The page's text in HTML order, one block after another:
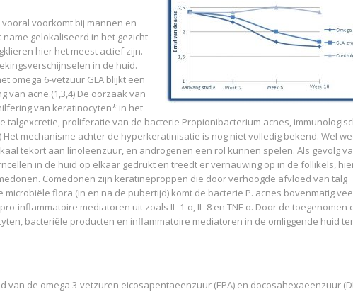
voorkomt bij mannen en
name gelokaliseerd in het gezicht
hier het meest actief zijn.
in de huid.
omega 6-vetzuur GLA blijkt een
acne.(1,3,4) De oorzaak van
van keratinocyten* in het
proliferatie van de bacterie Propionibacterium acnes,
mechanisme achter de hyperkeratinisatie is nog niet volledig bekend. Wel
tekort aan linoleenzuur, en androgenen een rol kunnen spelen. Als gevolg
in de huid op elkaar gedrukt en treedt er vernauwing op in de follikels,
Comedonen zijn keratineproppen die door verhoogde afvloed van talg
flora (in en na de pubertijd) komt de bacterie P. acnes bovenmatig
inflammatoire mediatoren uit zoals IL-1-α, IL-8 en TNF-α. Door de toegenomen
bacteriële producten en inflammatoire mediatoren in de omliggende huid
van de omega 3-vetzuren eicosapentaeenzuur (EPA) en docosahexaeenzuur